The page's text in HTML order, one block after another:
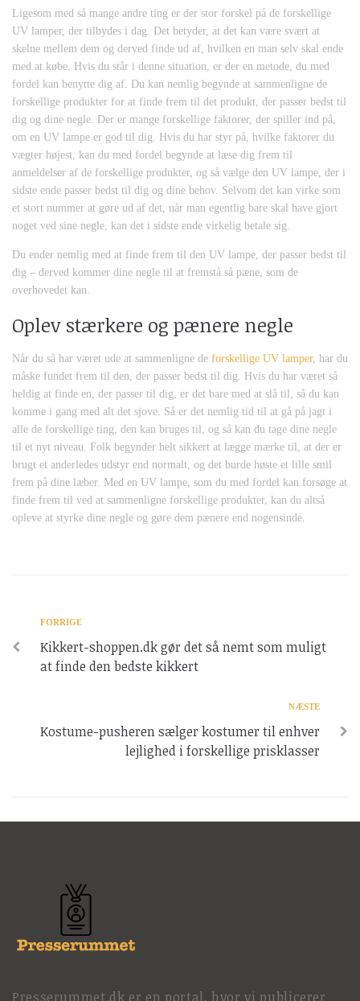
Ligesom med så mange andre ting er der stor forskel på de forskellige
UV lamper, der tilbydes i dag. Det betyder, at det kan være svært at
skelne mellem dem og derved finde ud af, hvilken en man selv skal ende
med at købe. Hvis du står i denne situation, er der en metode, du med
fordel kan benytte dig af. Du kan nemlig begynde at sammenligne de
forskellige produkter for at finde frem til det produkt, der passer bedst til
dig og dine negle. Der er mange forskellige faktorer, der spiller ind på,
om en UV lampe er god til dig. Hvis du har styr på, hvilke faktorer du
vægter højest, kan du med fordel begynde at læse dig frem til
anmeldelser af de forskellige produkter, og så vælge den UV lampe, der i
sidste ende passer bedst til dig og dine behov. Selvom det kan virke som
et stort nummer at gøre ud af det, når man egentlig bare skal have gjort
noget ved sine negle, kan det i sidste ende virkelig betale sig.
Du ender nemlig med at finde frem til den UV lampe, der passer bedst til
dig – derved kommer dine negle til at fremstå så pæne, som de
overhovedet kan.
Oplev stærkere og pænere negle
Når du så har været ude at sammenligne de forskellige UV lamper, har du
måske fundet frem til den, der passer bedst til dig. Hvis du har været så
heldig at finde en, der passer til dig, er det bare med at slå til, så du kan
komme i gang med alt det sjove. Så er det nemlig tid til at gå på jagt i
alle de forskellige ting, den kan bruges til, og så kan du tage dine negle
til et nyt niveau. Folk begynder helt sikkert at lægge mærke til, at der er
brugt et anderledes udstyr end normalt, og det burde høste et lille smil
frem på dine læber. Med en UV lampe, som du med fordel kan forsøge at
finde frem til ved at sammenligne forskellige produkter, kan du altså
opleve at styrke dine negle og gøre dem pænere end nogensinde.
FORRIGE
Kikkert-shoppen.dk gør det så nemt som muligt
at finde den bedste kikkert
NÆSTE
Kostume-pusheren sælger kostumer til enhver
lejlighed i forskellige prisklasser
Presserummet.dk er en portal, hvor vi publicerer